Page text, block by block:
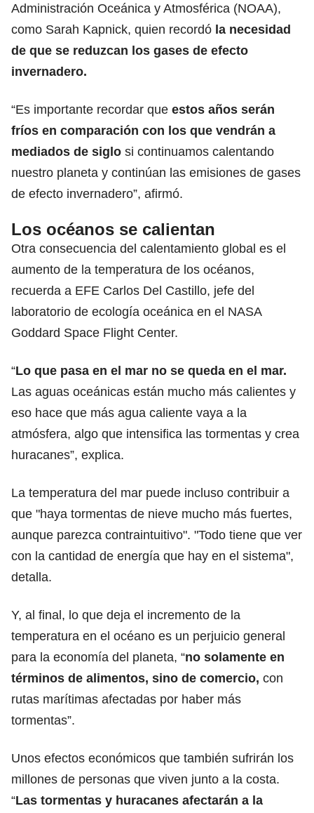
Administración Oceánica y Atmosférica (NOAA),
como Sarah Kapnick, quien recordó la necesidad
de que se reduzcan los gases de efecto
invernadero.
“Es importante recordar que estos años serán
fríos en comparación con los que vendrán a
mediados de siglo si continuamos calentando
nuestro planeta y continúan las emisiones de gases
de efecto invernadero”, afirmó.
Los océanos se calientan
Otra consecuencia del calentamiento global es el
aumento de la temperatura de los océanos,
recuerda a EFE Carlos Del Castillo, jefe del
laboratorio de ecología oceánica en el NASA
Goddard Space Flight Center.
“Lo que pasa en el mar no se queda en el mar.
Las aguas oceánicas están mucho más calientes y
eso hace que más agua caliente vaya a la
atmósfera, algo que intensifica las tormentas y crea
huracanes”, explica.
La temperatura del mar puede incluso contribuir a
que "haya tormentas de nieve mucho más fuertes,
aunque parezca contraintuitivo". "Todo tiene que ver
con la cantidad de energía que hay en el sistema",
detalla.
Y, al final, lo que deja el incremento de la
temperatura en el océano es un perjuicio general
para la economía del planeta, “no solamente en
términos de alimentos, sino de comercio, con
rutas marítimas afectadas por haber más
tormentas”.
Unos efectos económicos que también sufrirán los
millones de personas que viven junto a la costa.
“Las tormentas y huracanes afectarán a la